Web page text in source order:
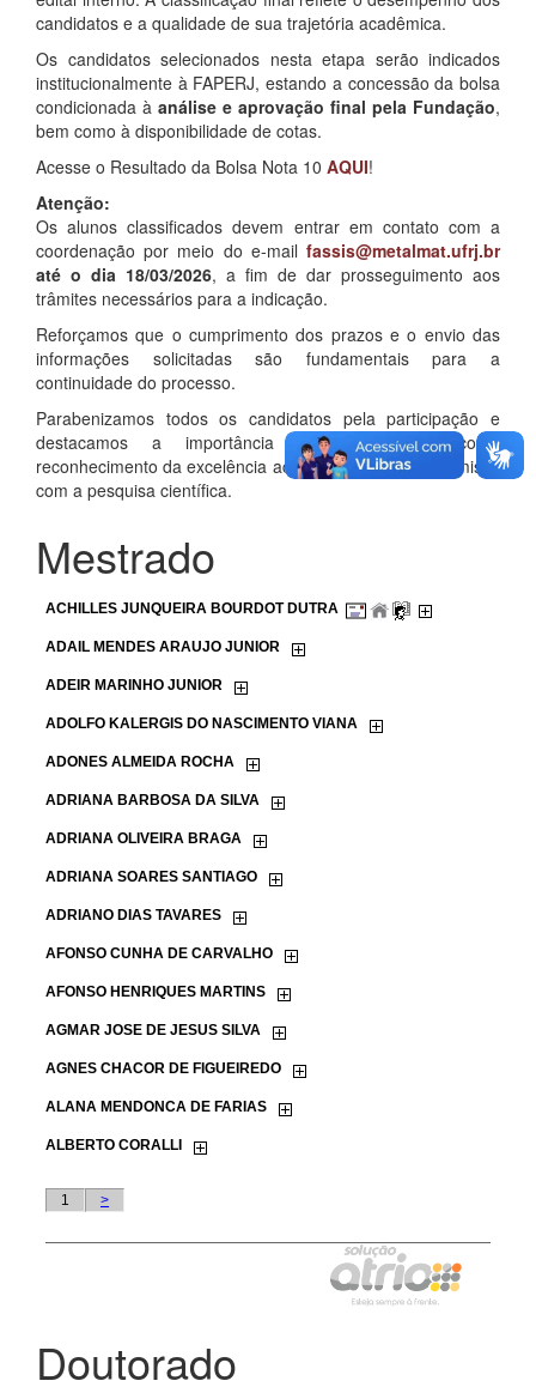
candidatos e a qualidade de sua trajetória acadêmica.
Os candidatos selecionados nesta etapa serão indicados
institucionalmente à FAPERJ, estando a concessão da bolsa
condicionada à análise e aprovação final pela Fundação,
bem como à disponibilidade de cotas.
Acesse o Resultado da Bolsa Nota 10 AQUI!
Atenção:
Os alunos classificados devem entrar em contato com a
coordenação por meio do e-mail fassis@metalmat.ufrj.br
até o dia 18/03/2026, a fim de dar prosseguimento aos
trâmites necessários para a indicação.
Reforçamos que o cumprimento dos prazos e o envio das
informações solicitadas são fundamentais para a
continuidade do processo.
Parabenizamos todos os candidatos pela participação e
destacamos a importância deste resultado como
reconhecimento da excelência acadêmica e do compromisso
com a pesquisa científica.
Mestrado
Doutorado